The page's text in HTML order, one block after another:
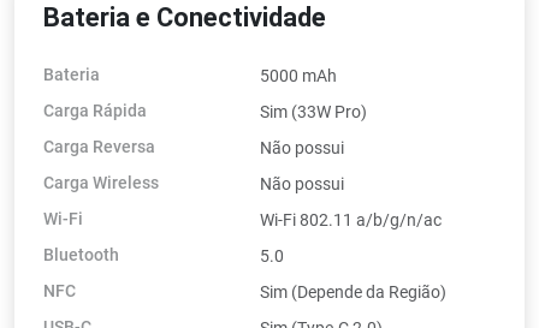
Bateria e Conectividade
Bateria
5000 mAh
Carga Rápida
Sim (33W Pro)
Carga Reversa
Não possui
Carga Wireless
Não possui
Wi-Fi
Wi-Fi 802.11 a/b/g/n/ac
Bluetooth
5.0
NFC
Sim (Depende da Região)